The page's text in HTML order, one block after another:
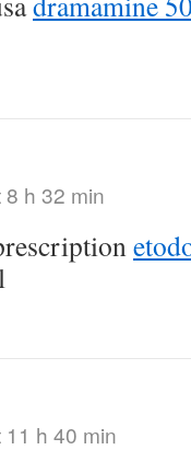
h 32 min
h 40 min